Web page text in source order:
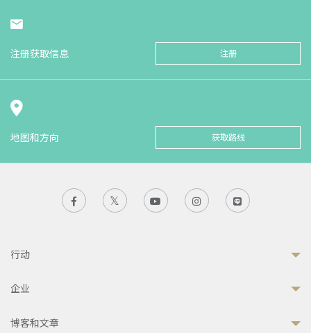
注册获取信息 注册
地图和方向 获取路线
行动
企业
博客和文章